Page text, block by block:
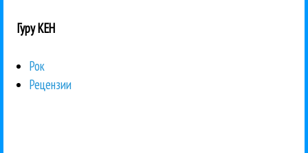
Гуру КЕН
Рок
Рецензии